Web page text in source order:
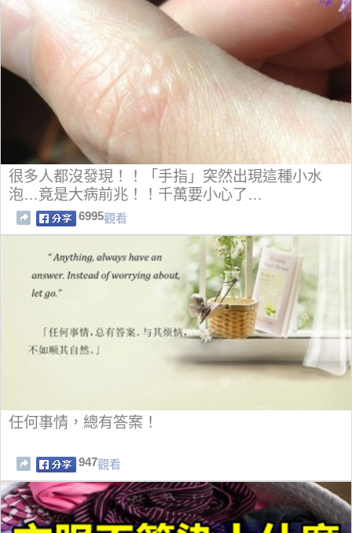
很多人都沒發現！！「手指」突然出現這種小水
泡…竟是大病前兆！！千萬要小心了…
6995觀看
任何事情，總有答案！
947觀看